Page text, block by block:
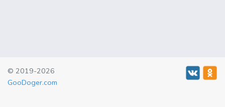
© 2019-2026
GooDoger.com